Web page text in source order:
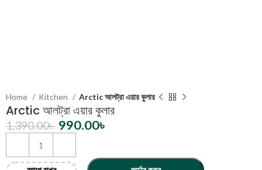
Home Kitchen Arctic আলট্রা এয়ার কুলার
Arctic আলট্রা এয়ার কুলার
1,390.00৳ 990.00৳